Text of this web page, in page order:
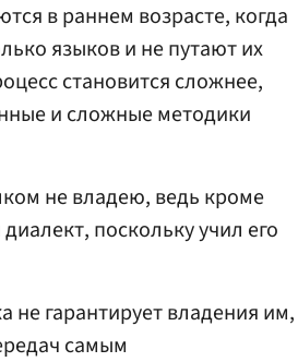
в раннем возрасте, когда
языков и не путают их
становится сложнее,
и сложные методики
не владею, ведь кроме
поскольку учил его
не гарантирует владения им,
самым